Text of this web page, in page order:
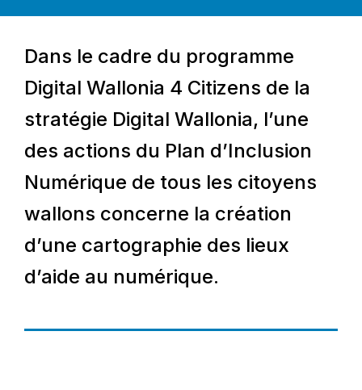
Dans le cadre du programme
Digital Wallonia 4 Citizens de la
stratégie Digital Wallonia, l’une
des actions du Plan d’Inclusion
Numérique de tous les citoyens
wallons concerne la création
d’une cartographie des lieux
d’aide au numérique.